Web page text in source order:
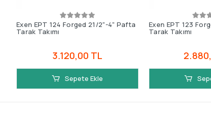
Exen EPT 124 Forged 21/2"-4" Pafta
Tarak Takımı
3.120,00 TL
Sepete Ekle
Exen EPT 123
Tarak Takımı